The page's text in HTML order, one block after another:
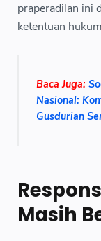
praperadilan ini
ketentuan
Baca Juga:
Nasional:
Gusdurian
Masih